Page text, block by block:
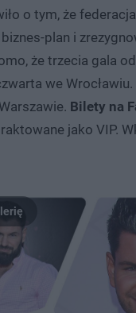
o tym, że
plan i
że trzecia gala
we
Bilety na
jako VIP.